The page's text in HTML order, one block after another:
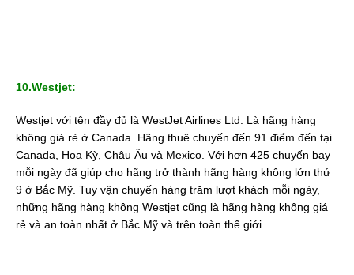
10.Westjet:
Westjet với tên đầy đủ là WestJet Airlines Ltd. Là hãng hàng
không giá rẻ ở Canada. Hãng thuê chuyến đến 91 điểm đến tại
Canada, Hoa Kỳ, Châu Âu và Mexico. Với hơn 425 chuyến bay
mỗi ngày đã giúp cho hãng trở thành hãng hàng không lớn thứ
9 ở Bắc Mỹ. Tuy vận chuyến hàng trăm lượt khách mỗi ngày,
những hãng hàng không Westjet cũng là hãng hàng không giá
rẻ và an toàn nhất ở Bắc Mỹ và trên toàn thế giới.